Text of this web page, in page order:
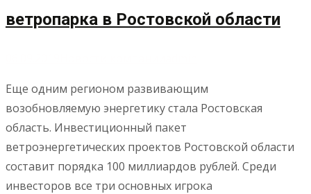
ветропарка в Ростовской области
Еще одним регионом развивающим
возобновляемую энергетику стала Ростовская
область. Инвестиционный пакет
ветроэнергетических проектов Ростовской области
составит порядка 100 миллиардов рублей. Среди
инвесторов все три основных игрока